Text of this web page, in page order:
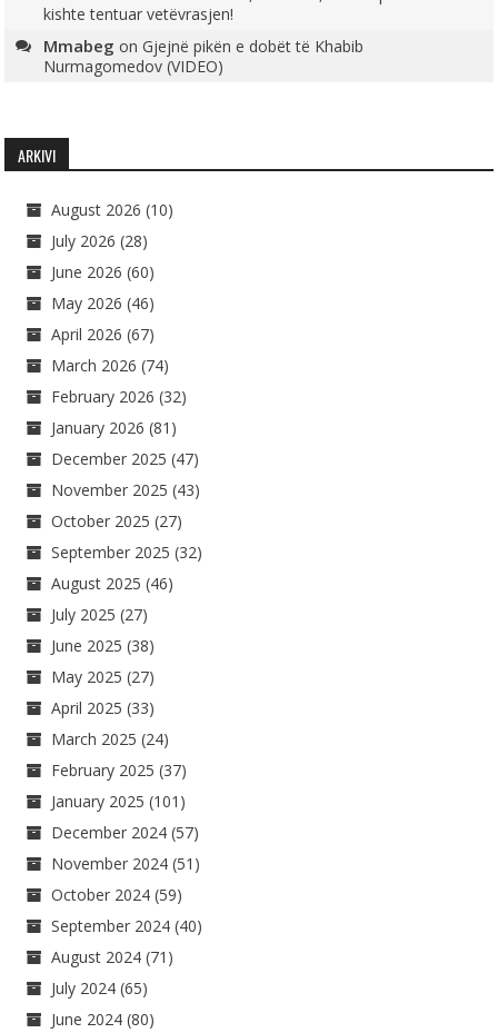
kishte tentuar vetëvrasjen!
Mmabeg onGjejnë pikën e dobët të Khabib
Nurmagomedov (VIDEO)
ARKIVI
August 2026 (10)
July 2026 (28)
June 2026 (60)
May 2026 (46)
April 2026 (67)
March 2026 (74)
February 2026 (32)
January 2026 (81)
December 2025 (47)
November 2025 (43)
October 2025 (27)
September 2025 (32)
August 2025 (46)
July 2025 (27)
June 2025 (38)
May 2025 (27)
April 2025 (33)
March 2025 (24)
February 2025 (37)
January 2025 (101)
December 2024 (57)
November 2024 (51)
October 2024 (59)
September 2024 (40)
August 2024 (71)
July 2024 (65)
June 2024 (80)